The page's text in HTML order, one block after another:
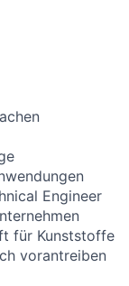
Engineer
für Kunststoffe
vorantreiben